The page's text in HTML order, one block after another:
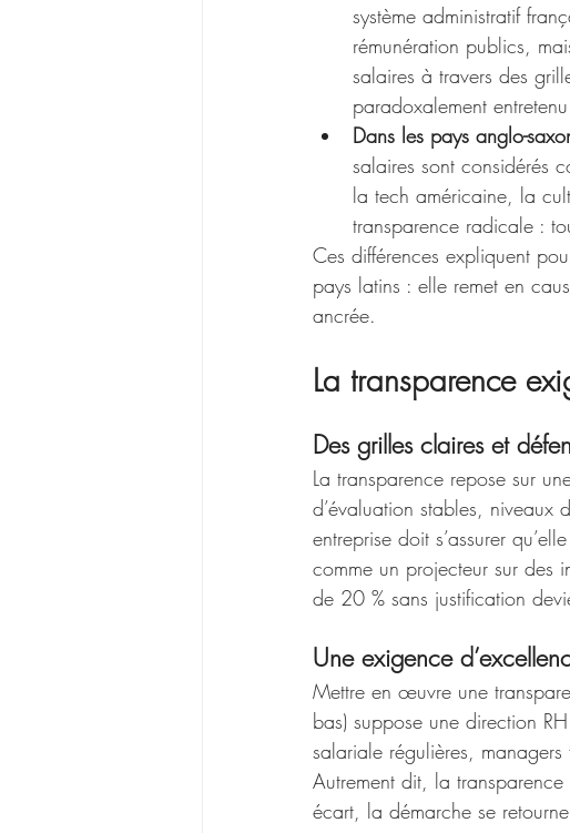
système administratif
rémunération publics,
salaires à travers des
paradoxalement
Dans les pays anglo-
salaires sont considérés
la tech américaine, la
transparence radicale :
Ces différences expliquent
pays latins : elle remet en
ancrée.
La transparence
Des grilles claires et
La transparence repose sur
d’évaluation stables,
entreprise doit s’assurer
comme un projecteur sur des
de 20 % sans justification
Une exigence
Mettre en œuvre une
bas) suppose une direction
salariale régulières,
Autrement dit, la
écart, la démarche se